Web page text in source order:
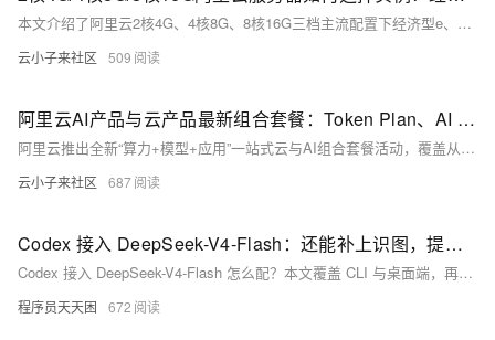
本文介绍了阿里云2核4G、4核8G、8核16G三档主流配置下经济型e、通用算力型u2i和计算型c9i三种实例的最新活动价格与适用场景。同配置下三者价差显著，以2核4G为例，经济型e低至599.93元/年，计算型c9i则高达1742.08元/年。文章详细解析了各实例的性能定位：经济型e适合轻负载入门场景，u2i兼顾稳定算力与性价比，c9i凭借第9代至强处理器与芯片级安全能力支撑高性能业务。同时提示用户可叠加满减优惠券享受折上折，建议根据业务负载与预算综合决策。
云小子来社区 509
阿里云AI产品与云产品最新组合套餐：Token Plan、AI coding及云服务器和建站等组合优惠价
阿里云推出全新“算力+模型+应用”一站式云与AI组合套餐活动，覆盖从个人开发者到中大型企业的全场景需求。核心亮点为分三档定价的Token Plan订阅服务，支持Qwen3.8-Max-Preview大模型调用，错峰时段最低可享0.2折优惠。活动同步推出AI Coding、智能体部署、云电脑托管、0代码建站等十余类场景化组合，搭配99元/年的普惠云服务器、88元/年的入门数据库等经典特惠产品，还为企业提供1V1定制化AI转型方案，大幅降低了不同用户群体拥抱AI的技术门槛与采购成本。
云小子来社区 687
Codex 接入 DeepSeek-V4-Flash：还能补上识图，提供两套方案
Codex 接入 DeepSeek-V4-Flash 怎么配？本文覆盖 CLI 与桌面端，再用 qwen3-vl-flash 补识图，两套方案可直接照做
程序员天天困 672